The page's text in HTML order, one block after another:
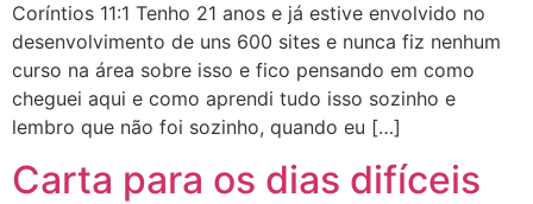
Coríntios 11:1 Tenho 21 anos e já estive envolvido no
desenvolvimento de uns 600 sites e nunca fiz nenhum
curso na área sobre isso e fico pensando em como
cheguei aqui e como aprendi tudo isso sozinho e
lembro que não foi sozinho, quando eu […]
Carta para os dias difíceis